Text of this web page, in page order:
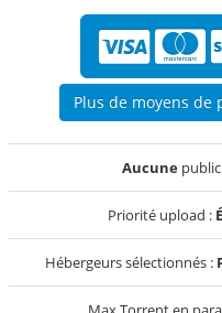
Plus de moyens de
Aucune
Priorité upload :
Hébergeurs sélectionnés :